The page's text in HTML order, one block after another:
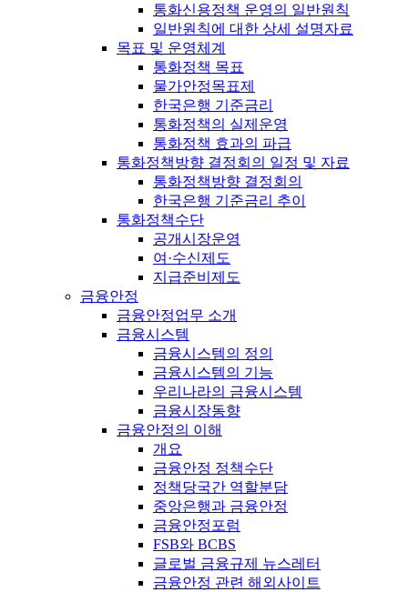
통화신용정책 운영의 일반원칙
일반원칙에 대한 상세 설명자료
목표 및 운영체계
통화정책 목표
물가안정목표제
한국은행 기준금리
통화정책의 실제운영
통화정책 효과의 파급
통화정책방향 결정회의 일정 및 자료
통화정책방향 결정회의
한국은행 기준금리 추이
통화정책수단
공개시장운영
여·수신제도
지급준비제도
금융안정
금융안정업무 소개
금융시스템
금융시스템의 정의
금융시스템의 기능
우리나라의 금융시스템
금융시장동향
금융안정의 이해
개요
금융안정 정책수단
정책당국간 역할분담
중앙은행과 금융안정
금융안정포럼
FSB와 BCBS
글로벌 금융규제 뉴스레터
금융안정 관련 해외사이트